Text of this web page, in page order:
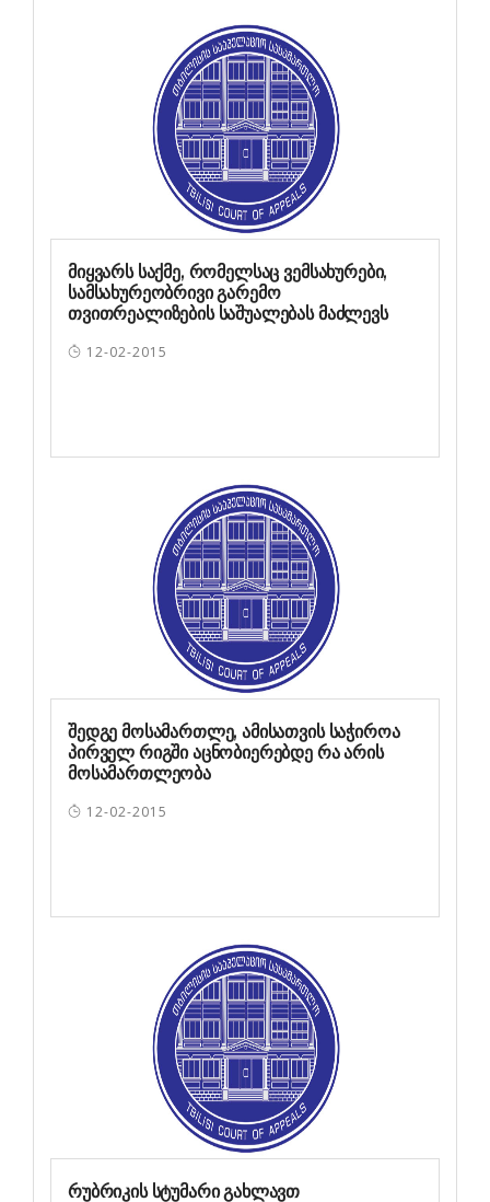
მიყვარს საქმე, რომელსაც ვემსახურები,
სამსახურეობრივი გარემო
თვითრეალიზების საშუალებას მაძლევს
12-02-2015
შედგე მოსამართლე, ამისათვის საჭიროა
პირველ რიგში აცნობიერებდე რა არის
მოსამართლეობა
12-02-2015
რუბრიკის სტუმარი გახლავთ